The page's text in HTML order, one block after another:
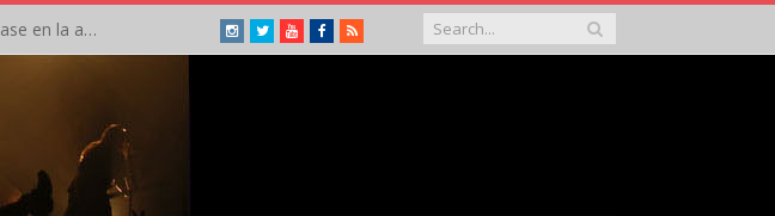
Crónica: Slaugther to Prevail pone la garra, Savatage la clase en la apertura del Leyendas del Rock – Miércoles – Agosto 2026 Instagram
TwitterYoutubeFacebook
RSS